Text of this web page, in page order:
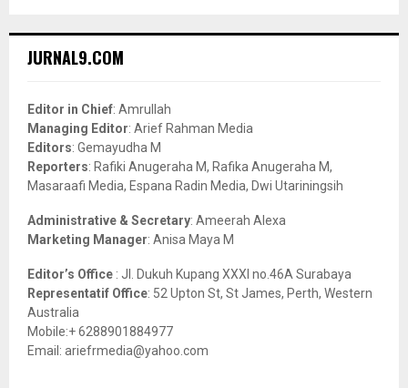
h
o
r
:
JURNAL9.COM
Editor in Chief: Amrullah
Managing Editor: Arief Rahman Media
Editors: Gemayudha M
Reporters: Rafiki Anugeraha M, Rafika Anugeraha M,
Masaraafi Media, Espana Radin Media, Dwi Utariningsih
Administrative & Secretary: Ameerah Alexa
Marketing Manager: Anisa Maya M
Editor’s Office : Jl. Dukuh Kupang XXXI no.46A Surabaya
Representatif Office: 52 Upton St, St James, Perth, Western
Australia
Mobile:+ 6288901884977
Email: ariefrmedia@yahoo.com